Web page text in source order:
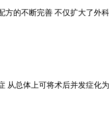
的不断完善 不仅扩大了外
从总体上可将术后并发症化